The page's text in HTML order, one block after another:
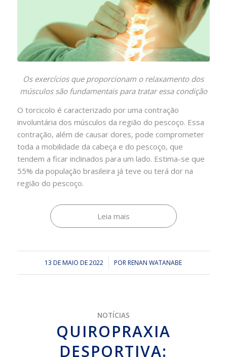
Os exercícios que proporcionam o relaxamento dos
músculos são fundamentais para tratar essa condição
O torcicolo é caracterizado por uma contração
involuntária dos músculos da região do pescoço. Essa
contração, além de causar dores, pode comprometer
toda a mobilidade da cabeça e do pescoço, que
tendem a ficar inclinados para um lado. Estima-se que
55% da população brasileira já teve ou terá dor na
região do pescoço.
Leia mais
13 DE MAIO DE 2022
/ PORRENAN WATANABE
NOTÍCIAS
QUIROPRAXIA
DESPORTIVA: